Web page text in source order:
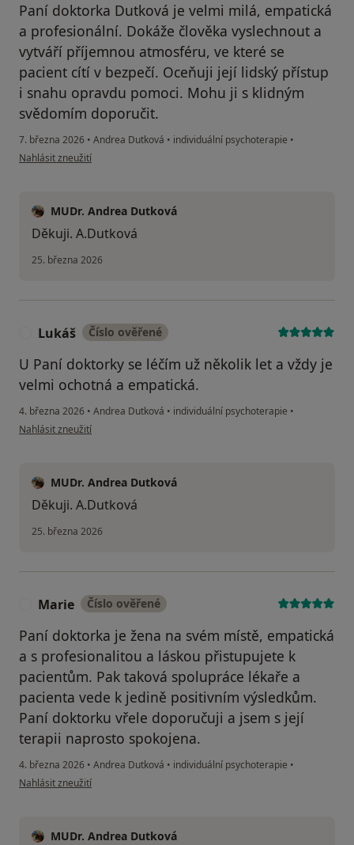
Paní doktorka Dutková je velmi milá, empatická
a profesionální. Dokáže člověka vyslechnout a
vytváří příjemnou atmosféru, ve které se
pacient cítí v bezpečí. Oceňuji její lidský přístup
i snahu opravdu pomoci. Mohu ji s klidným
svědomím doporučit.
7. března 2026 • Andrea Dutková • individuální psychoterapie •
podle názoru uživatele IC
Nahlásit zneužití
MUDr. Andrea Dutková
Děkuji. A.Dutková
25. března 2026
Lukáš Číslo ověřené
U Paní doktorky se léčím už několik let a vždy je
velmi ochotná a empatická.
4. března 2026 • Andrea Dutková • individuální psychoterapie •
podle názoru uživatele Lukáš
Nahlásit zneužití
MUDr. Andrea Dutková
Děkuji. A.Dutková
25. března 2026
Marie Číslo ověřené
Paní doktorka je žena na svém místě, empatická
a s profesionalitou a láskou přistupujete k
pacientům. Pak taková spolupráce lékaře a
pacienta vede k jedině positivním výsledkům.
Paní doktorku vřele doporučuji a jsem s její
terapii naprosto spokojena.
4. března 2026 • Andrea Dutková • individuální psychoterapie •
podle názoru uživatele Marie
Nahlásit zneužití
MUDr. Andrea Dutková